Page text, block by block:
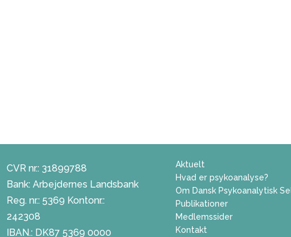
CVR nr.: 31899788
Bank: Arbejdernes Landsbank
Reg. nr.: 5369 Kontonr.:
242308
IBAN.: DK87 5369 0000
Aktuelt
Hvad er psykoanalyse?
Om Dansk Psykoanalytisk
Publikationer
Medlemssider
Kontakt